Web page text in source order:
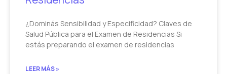
¿Dominás Sensibilidad y Especificidad? Claves de
Salud Pública para el Examen de Residencias Si
estás preparando el examen de residencias
LEER MÁS »